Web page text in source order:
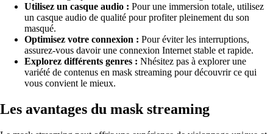
Utilisez un casque audio : Pour une immersion totale, utilisez
un casque audio de qualité pour profiter pleinement du son
masqué.
Optimisez votre connexion : Pour éviter les interruptions,
assurez-vous davoir une connexion Internet stable et rapide.
Explorez différents genres : Nhésitez pas à explorer une
variété de contenus en mask streaming pour découvrir ce qui
vous convient le mieux.
Les avantages du mask streaming